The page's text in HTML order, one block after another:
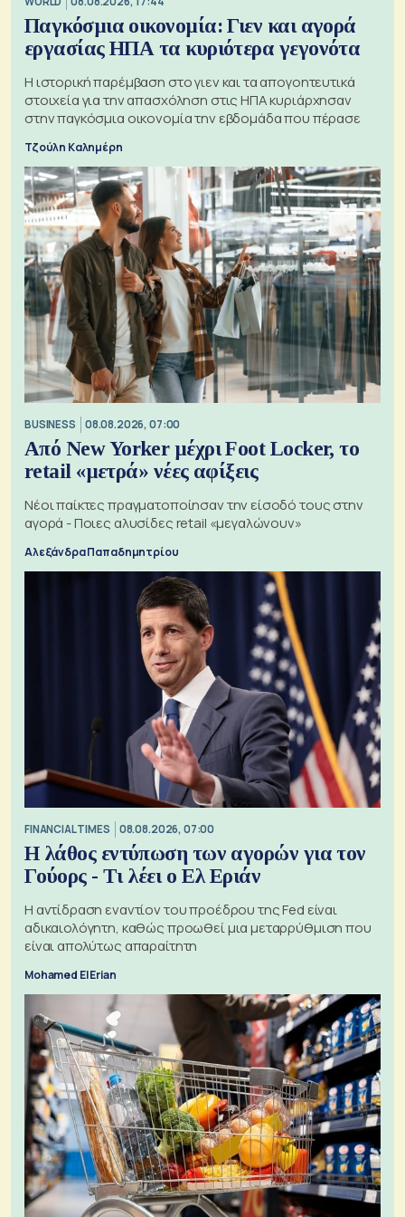
Παγκόσμια οικονομία: Γιεν και αγορά
εργασίας ΗΠΑ τα κυριότερα γεγονότα
Η ιστορική παρέμβαση στο γιεν και τα απογοητευτικά
στοιχεία για την απασχόληση στις ΗΠΑ κυριάρχησαν
στην παγκόσμια οικονομία την εβδομάδα που πέρασε
Τζούλη Καλημέρη
BUSINESS 08.08.2026, 07:00
Από New Yorker μέχρι Foot Locker, το
retail «μετρά» νέες αφίξεις
Νέοι παίκτες πραγματοποίησαν την είσοδό τους στην
αγορά - Ποιες αλυσίδες retail «μεγαλώνουν»
Αλεξάνδρα Παπαδημητρίου
FINANCIAL TIMES 08.08.2026, 07:00
Η λάθος εντύπωση των αγορών για τον
Γούορς - Τι λέει ο Ελ Εριάν
Η αντίδραση εναντίον του προέδρου της Fed είναι
αδικαιολόγητη, καθώς προωθεί μια μεταρρύθμιση που
είναι απολύτως απαραίτητη
Mohamed El Erian